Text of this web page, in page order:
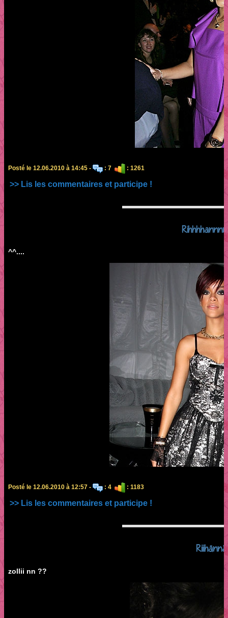
Posté le 12.06.2010 à 14:45 - : 7 : 1261
>> Lis les commentaires et participe !
^^....
Posté le 12.06.2010 à 12:57 - : 4 : 1183
>> Lis les commentaires et participe !
Riiihännâ
zollii nn ??